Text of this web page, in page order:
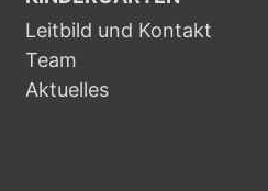
Leitbild und Kontakt
Team
Aktuelles